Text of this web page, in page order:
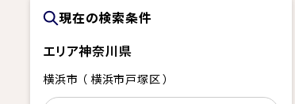
現在の検索条件
エリア神奈川県
横浜市 （ 横浜市戸塚区 ）